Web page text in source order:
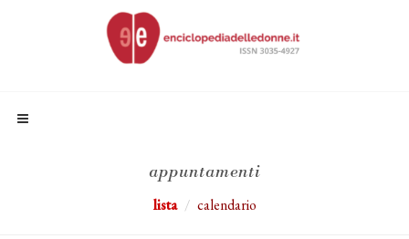
appuntamenti
lista calendario